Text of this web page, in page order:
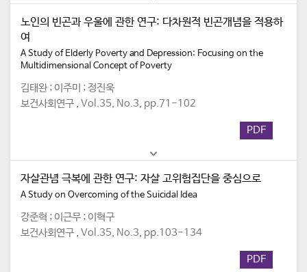
노인의 빈곤과 우울에 관한 연구: 다차원적 빈곤개념을 적용하
여
A Study of Elderly Poverty and Depression: Focusing on the
Multidimensional Concept of Poverty
김태완 ; 이주미 ; 정진욱
보건사회연구 , Vol.35, No.3, pp.71-102
PDF
자살관념 극복에 관한 연구: 자살 고위험집단을 중심으로
A Study on Overcoming of the Suicidal Idea
강준혁 ; 이근무 ; 이혁구
보건사회연구 , Vol.35, No.3, pp.103-134
PDF